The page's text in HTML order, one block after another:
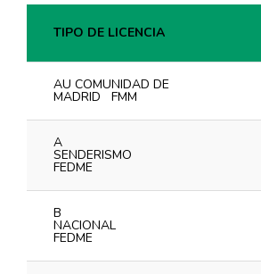
TIPO DE LICENCIA
TIPO DE LICENCIA
AU COMUNIDAD DE
MADRID FMM
A
SENDERISMO
FEDME
B
NACIONAL
FEDME